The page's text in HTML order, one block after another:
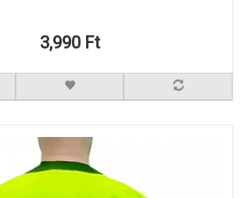
3,990 Ft